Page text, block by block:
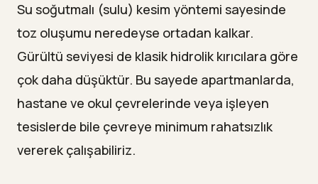
Su soğutmalı (sulu) kesim yöntemi sayesinde
toz oluşumu neredeyse ortadan kalkar.
Gürültü seviyesi de klasik hidrolik kırıcılara göre
çok daha düşüktür. Bu sayede apartmanlarda,
hastane ve okul çevrelerinde veya işleyen
tesislerde bile çevreye minimum rahatsızlık
vererek çalışabiliriz.